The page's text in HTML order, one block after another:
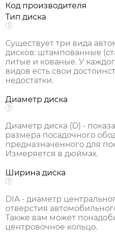
Код производителя
Тип диска
Существует три вида
дисков: штампованные
литые и кованые. У
видов есть свои
недостатки.
Диаметр диска
Диаметр диска (D) -
размера посадочного
предназначенного для
Измеряется в дюймах.
Ширина диска
DIA - диаметр
отверстия
Также вам может
центровочное кольцо.